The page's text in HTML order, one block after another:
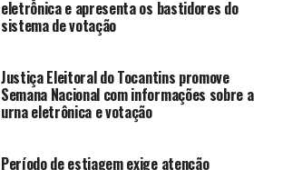
eletrônica e apresenta os bastidores do
sistema de votação
Justiça Eleitoral do Tocantins promove
Semana Nacional com informações sobre a
urna eletrônica e votação
Período de estiagem exige atenção